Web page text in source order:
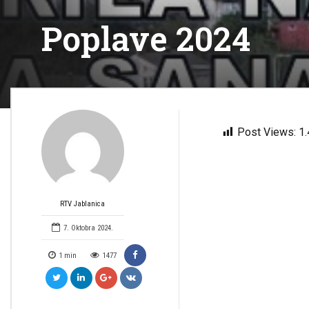
Poplave 2024
RTV Jablanica
7. Oktobra 2024.
1 min 1477
Post Views: